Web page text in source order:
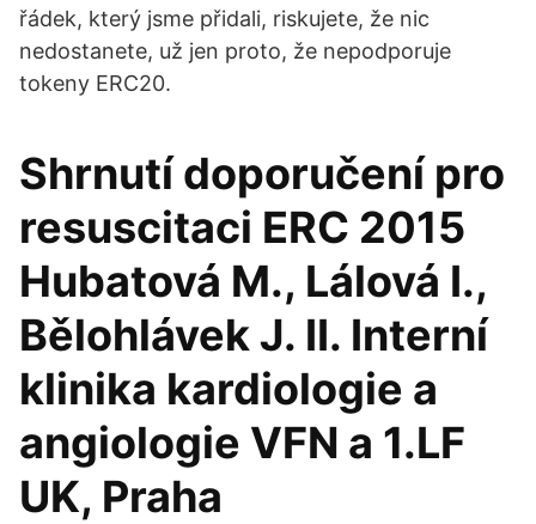
řádek, který jsme přidali, riskujete, že nic
nedostanete, už jen proto, že nepodporuje
tokeny ERC20.
Shrnutí doporučení pro
resuscitaci ERC 2015
Hubatová M., Lálová I.,
Bělohlávek J. II. Interní
klinika kardiologie a
angiologie VFN a 1.LF
UK, Praha